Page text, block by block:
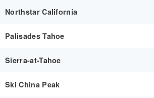
Northstar California
Palisades Tahoe
Sierra-at-Tahoe
Ski China Peak